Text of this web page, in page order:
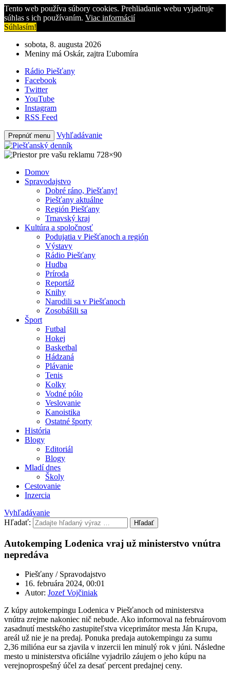
Tento web používa súbory cookies. Prehliadanie webu vyjadruje
súhlas s ich používaním. Viac informácií
Súhlasím!
sobota, 8. augusta 2026
Meniny má Oskár, zajtra Ľubomíra
Rádio Piešťany
Facebook
Twitter
YouTube
Instagram
RSS Feed
Prepnúť menu Vyhľadávanie
Domov
Spravodajstvo
Dobré ráno, Piešťany!
Piešťany aktuálne
Región Piešťany
Trnavský kraj
Kultúra a spoločnosť
Podujatia v Piešťanoch a región
Výstavy
Rádio Piešťany
Hudba
Príroda
Reportáž
Knihy
Narodili sa v Piešťanoch
Zosobášili sa
Šport
Futbal
Hokej
Basketbal
Hádzaná
Plávanie
Tenis
Kolky
Vodné pólo
Veslovanie
Kanoistika
Ostatné športy
História
Blogy
Editoriál
Blogy
Mladí dnes
Školy
Cestovanie
Inzercia
Vyhľadávanie
Hľadať:
Hľadať
Autokemping Lodenica vraj už ministerstvo vnútra
nepredáva
Piešťany / Spravodajstvo
16. februára 2024, 00:01
Autor: Jozef Vojčiniak
Z kúpy autokempingu Lodenica v Piešťanoch od ministerstva
vnútra zrejme nakoniec nič nebude. Ako informoval na februárovom
zasadnutí mestského zastupiteľstva viceprimátor mesta Ján Krupa,
areál už nie je na predaj. Ponuka predaja autokempingu za sumu
2,36 milióna eur sa zjavila v inzercii len minulý rok v júni. Následne
mesto u ministerstva oficiálne vyjadrilo záujem o jeho kúpu na
verejnoprospešný účel za desať percent predajnej ceny.